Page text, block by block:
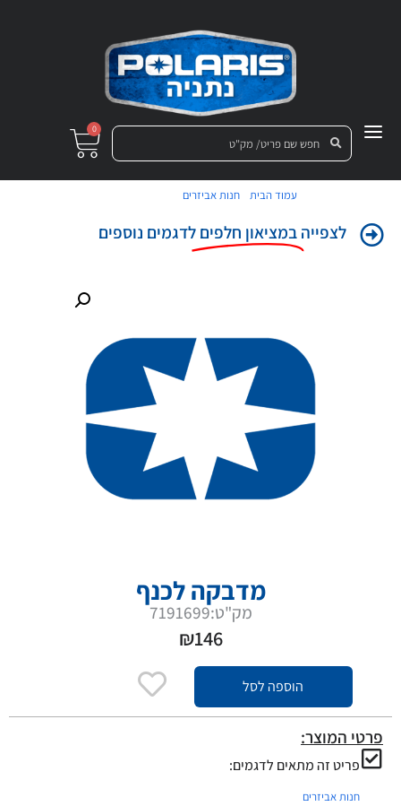
0
עמוד הבית חנות אביזרים
לצפייהבמציאון חלפים לדגמים נוספים
מדבקה לכנף
מק"ט:7191699
₪146
הוספה לסל
פרטי המוצר:
פריט זה מתאים לדגמים:
חנות אביזרים